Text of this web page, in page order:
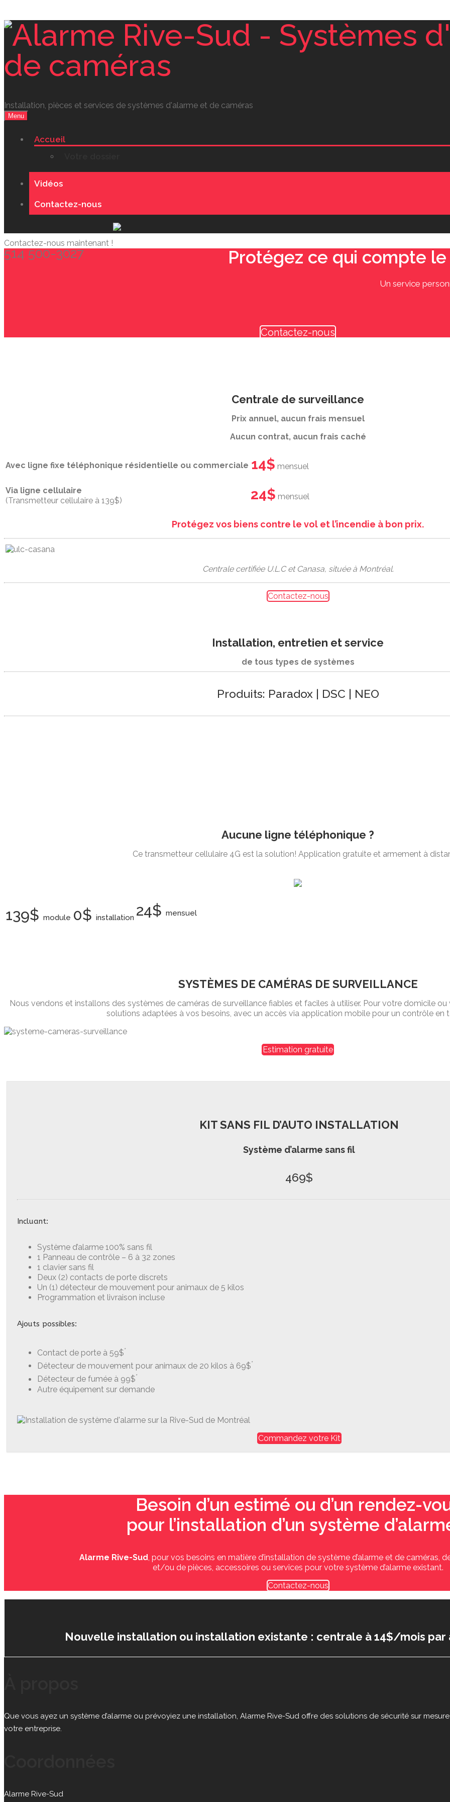
Installation, pièces et services de systèmes d'alarme et de caméras
Menu
Accueil
Vidéos
Contactez-nous
Contactez-nous maintenant !
514 500-3027 Protégez ce qui compte
Un service
Contactez-nous
Centrale de surveillance
Prix annuel, aucun frais mensuel
Aucun contrat, aucun frais caché
Avec ligne fixe téléphonique résidentielle ou commerciale 14$ mensuel
Via ligne cellulaire
(Transmetteur cellulaire à 139$)
24$ mensuel
Protégez vos biens contre le vol et l’incendie à bon prix.
Centrale certifiée U.L.C et Canasa, située à Montréal.
Contactez-nous
Installation, entretien et service
de tous types de systèmes
Produits: Paradox | DSC | NEO
Aucune ligne téléphonique ?
Ce transmetteur cellulaire 4G est la solution! Application gratuite et armement à
139$ module 0$ installation 24$ mensuel
SYSTÈMES DE CAMÉRAS DE SURVEILLANCE
Nous vendons et installons des systèmes de caméras de surveillance fiables et faciles à utiliser. Pour votre domicile
solutions adaptées à vos besoins, avec un accès via application mobile pour un contrôle en
Estimation gratuite
KIT SANS FIL D’AUTO INSTALLATION
Système d’alarme sans fil
469$
Incluant:
Système d’alarme 100% sans fil
1 Panneau de contrôle – 6 à 32 zones
1 clavier sans fil
Deux (2) contacts de porte discrets
Un (1) détecteur de mouvement pour animaux de 5 kilos
Programmation et livraison incluse
Ajouts possibles:
Contact de porte à 59$*
Détecteur de mouvement pour animaux de 20 kilos à 69$*
Détecteur de fumée à 99$*
Autre équipement sur demande
Commandez votre Kit
Besoin d’un estimé ou d’un rendez-
pour l’installation d’un système
Alarme Rive-Sud , pour vos besoins en matière d’installation de système d’alarme et de caméras,
et/ou de pièces, accessoires ou services pour votre système d’alarme existant.
Contactez-nous
Nouvelle installation ou installation existante : centrale à 14$/mois par
Que vous ayez un système d’alarme ou prévoyiez une installation, Alarme Rive-Sud offre des solutions de sécurité sur
votre entreprise.
Alarme Rive-Sud